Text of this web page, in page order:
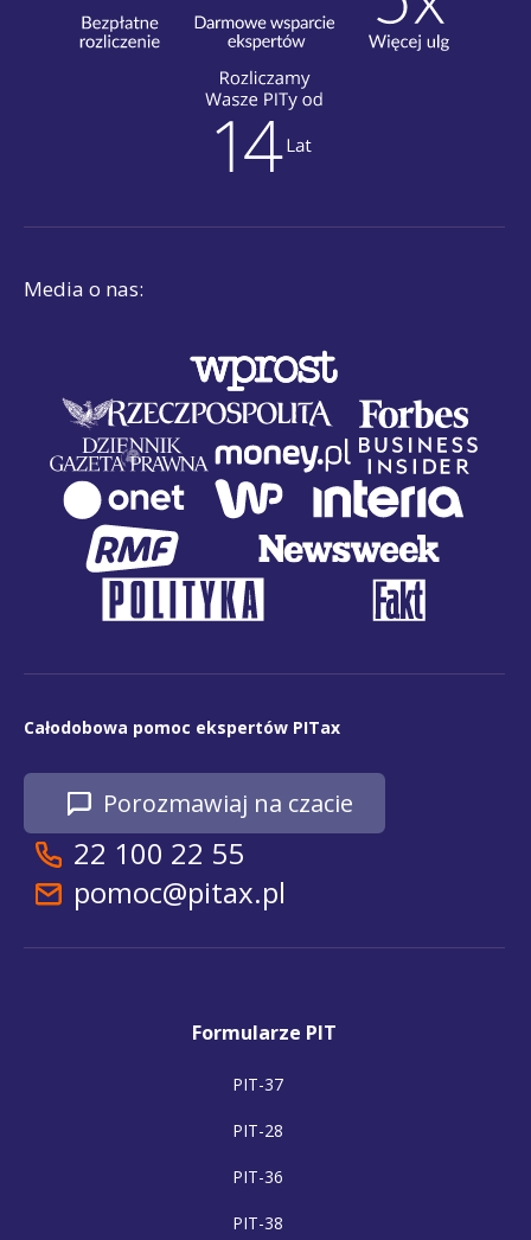
Media o nas:
Całodobowa pomoc ekspertów PITax
Porozmawiaj na czacie
22 100 22 55
pomoc@pitax.pl
Formularze PIT
PIT-37
PIT-28
PIT-36
PIT-38